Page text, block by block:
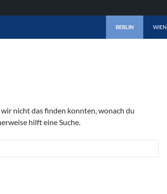
BERLIN
WIEN
wir nicht das finden konnten, wonach du
hilft eine Suche.